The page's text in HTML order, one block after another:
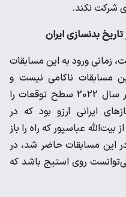
بدنسازی ایران
زمانی ورود به این مسابقات
مسابقات ناکامی نیست و
موفقیت بزرگی است، با قهرمانی در سال 2022 سطح توقعات را
ایرانی آرزو بود که در
عباسپور که راه را باز
در این مسابقات حاضر شد، در
روی استیج باشد که